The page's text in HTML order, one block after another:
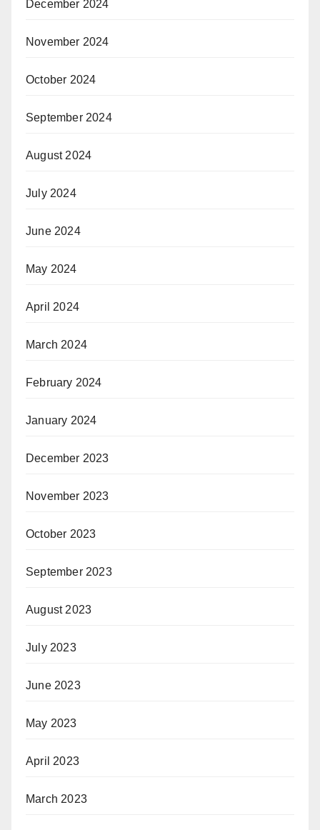
December 2024
November 2024
October 2024
September 2024
August 2024
July 2024
June 2024
May 2024
April 2024
March 2024
February 2024
January 2024
December 2023
November 2023
October 2023
September 2023
August 2023
July 2023
June 2023
May 2023
April 2023
March 2023